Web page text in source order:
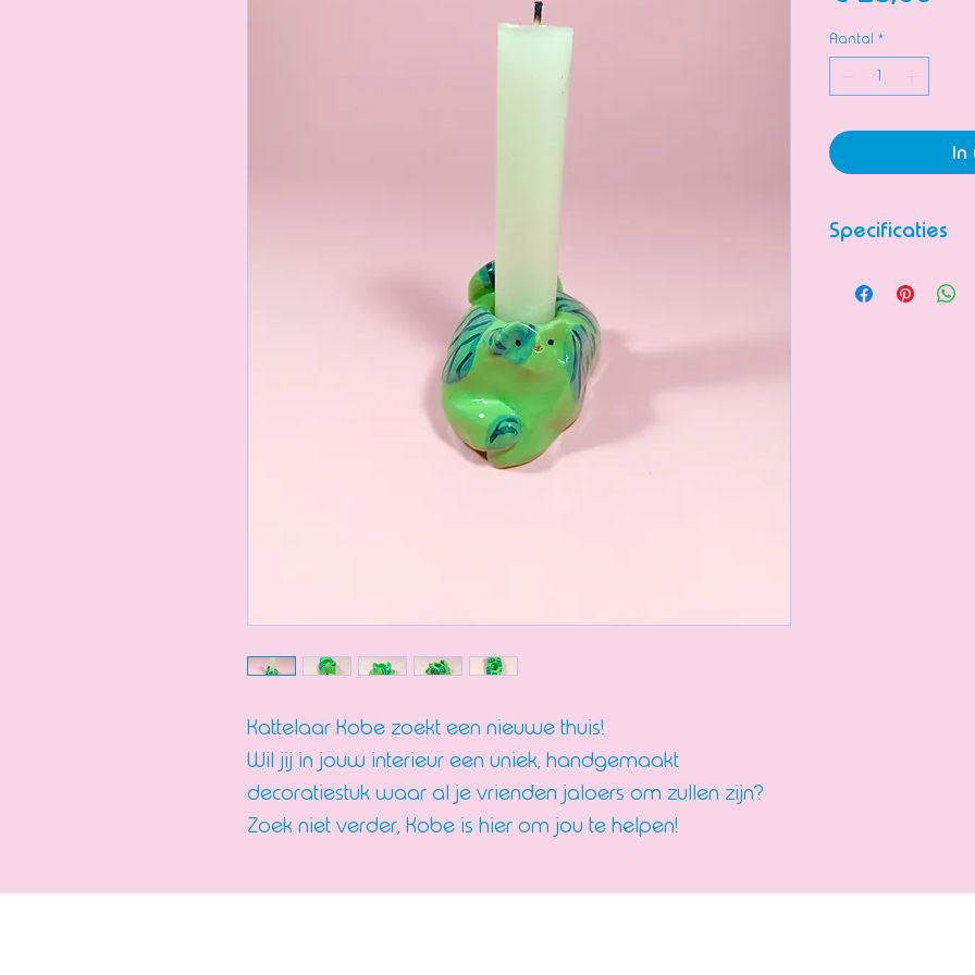
Kattelaar Kobe zoekt een nieuwe thuis!
Wil jij in jouw interieur een uniek, handgemaakt
decoratiestuk waar al je vrienden jaloers om zullen zijn?
Zoek niet verder, Kobe is hier om jou te helpen!
Aantal *
In
Specificaties
zetten.